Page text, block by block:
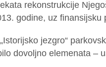
rekonstrukcije
godine, uz finansijsku
jezgro“
dovoljno elemenata –